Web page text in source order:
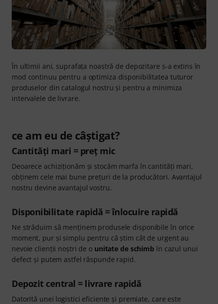
În ultimii ani, suprafaţa noastră de depozitare s-a extins în
mod continuu pentru a optimiza disponibilitatea tuturor
produselor din catalogul nostru şi pentru a minimiza
intervalele de livrare.
ce am eu de câştigat?
Cantităţi mari = preţ mic
Deoarece achiziţionăm şi stocăm marfa în cantităţi mari,
obţinem cele mai bune preţuri de la producători. Avantajul
nostru devine avantajul vostru.
Disponibilitate rapidă = înlocuire rapidă
Ne străduim să menținem produsele disponibile în orice
moment, pur și simplu pentru că știm cât de urgent au
nevoie clienții noștri de o unitate de schimb în cazul unui
defect și putem astfel răspunde rapid.
Depozit central = livrare rapidă
Datorită unei logistici eficiente și premiate, care este